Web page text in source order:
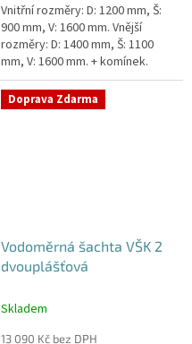
Vnitřní rozměry: D: 1200 mm, Š:
900 mm, V: 1600 mm. Vnější
rozměry: D: 1400 mm, Š: 1100
mm, V: 1600 mm. + komínek.
Vodoměrná šachta k
obetonování - pojízdná i pod...
Doprava Zdarma
Vodoměrná šachta VŠK 2
dvouplášťová
Skladem
13 090 Kč bez DPH